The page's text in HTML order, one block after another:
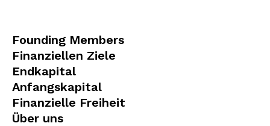
Founding Members
Finanziellen Ziele
Endkapital
Anfangskapital
Finanzielle Freiheit
Über uns